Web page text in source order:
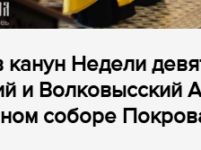
канун Недели
и Волковысский
соборе